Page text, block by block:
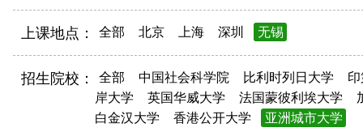
上课地点： 全部 北京 上海 深圳 无锡
招生院校： 全部 中国社会科学院 比利时列日大学
岸大学
英国华威大学 法国蒙彼利埃大学
白金汉大学
香港公开大学 亚洲城市大学